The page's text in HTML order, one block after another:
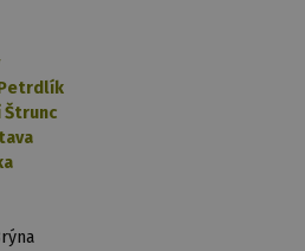
Štrunc